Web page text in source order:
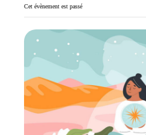
Cet évènement est passé